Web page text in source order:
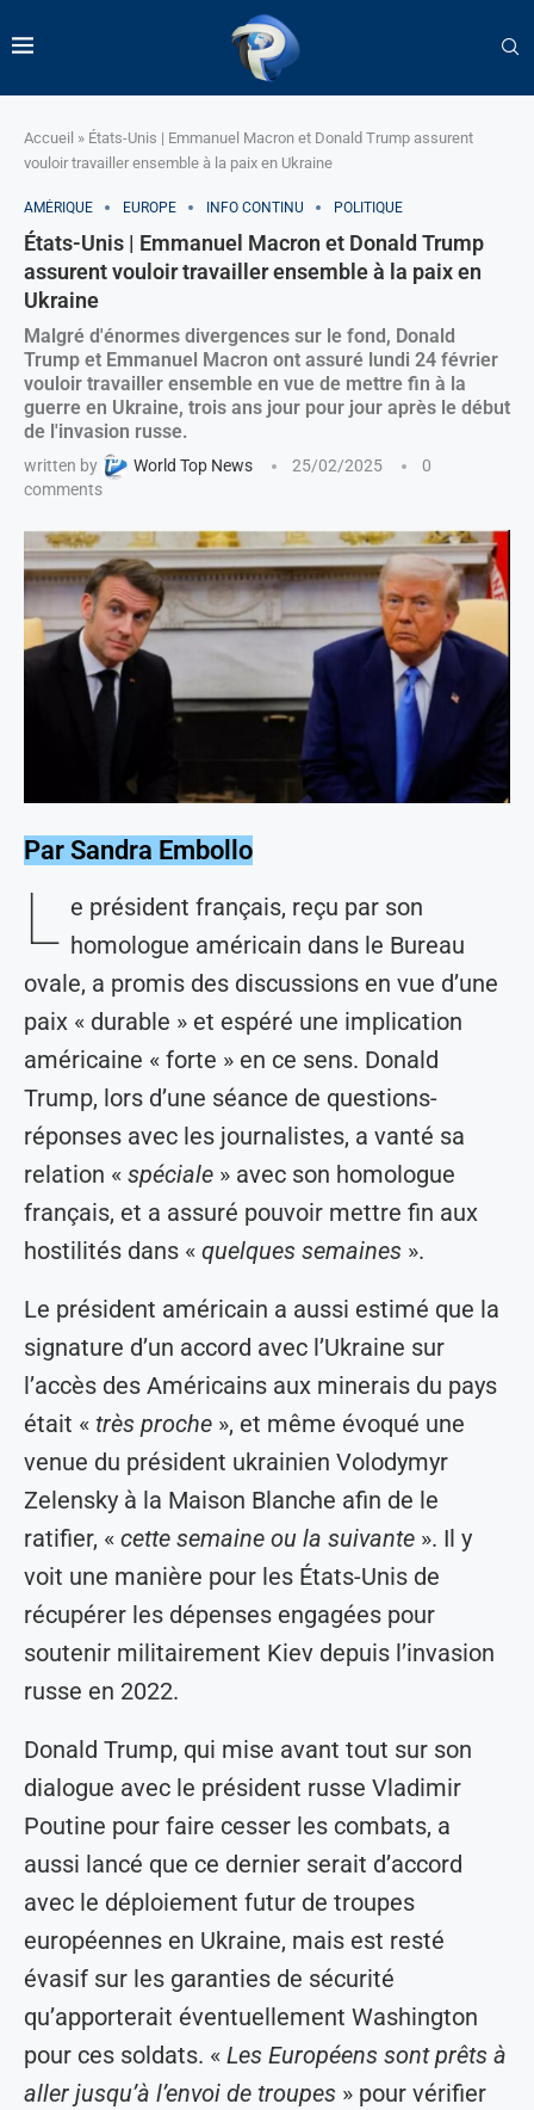
Accueil » États-Unis | Emmanuel Macron et Donald Trump assurent
vouloir travailler ensemble à la paix en Ukraine
AMÉRIQUE EUROPE INFO CONTINU POLITIQUE
États-Unis | Emmanuel Macron et Donald Trump
assurent vouloir travailler ensemble à la paix en
Ukraine
Malgré d'énormes divergences sur le fond, Donald
Trump et Emmanuel Macron ont assuré lundi 24 février
vouloir travailler ensemble en vue de mettre fin à la
guerre en Ukraine, trois ans jour pour jour après le début
de l'invasion russe.
written by World Top News 25/02/2025
0
comments
Par Sandra Embollo
L e président français, reçu par son
homologue américain dans le Bureau
ovale, a promis des discussions en vue d’une
paix « durable » et espéré une implication
américaine « forte » en ce sens. Donald
Trump, lors d’une séance de questions-
réponses avec les journalistes, a vanté sa
relation « spéciale » avec son homologue
français, et a assuré pouvoir mettre fin aux
hostilités dans « quelques semaines ».
Le président américain a aussi estimé que la
signature d’un accord avec l’Ukraine sur
l’accès des Américains aux minerais du pays
était « très proche », et même évoqué une
venue du président ukrainien Volodymyr
Zelensky à la Maison Blanche afin de le
ratifier, « cette semaine ou la suivante ». Il y
voit une manière pour les États-Unis de
récupérer les dépenses engagées pour
soutenir militairement Kiev depuis l’invasion
russe en 2022.
Donald Trump, qui mise avant tout sur son
dialogue avec le président russe Vladimir
Poutine pour faire cesser les combats, a
aussi lancé que ce dernier serait d’accord
avec le déploiement futur de troupes
européennes en Ukraine, mais est resté
évasif sur les garanties de sécurité
qu’apporterait éventuellement Washington
pour ces soldats. « Les Européens sont prêts à
aller jusqu’à l’envoi de troupes » pour vérifier